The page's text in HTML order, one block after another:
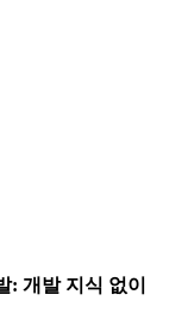
: 개발 지식 없이